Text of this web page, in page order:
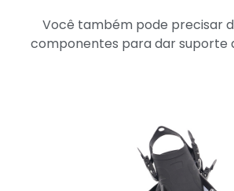
Você também pode precisar
componentes para dar suporte